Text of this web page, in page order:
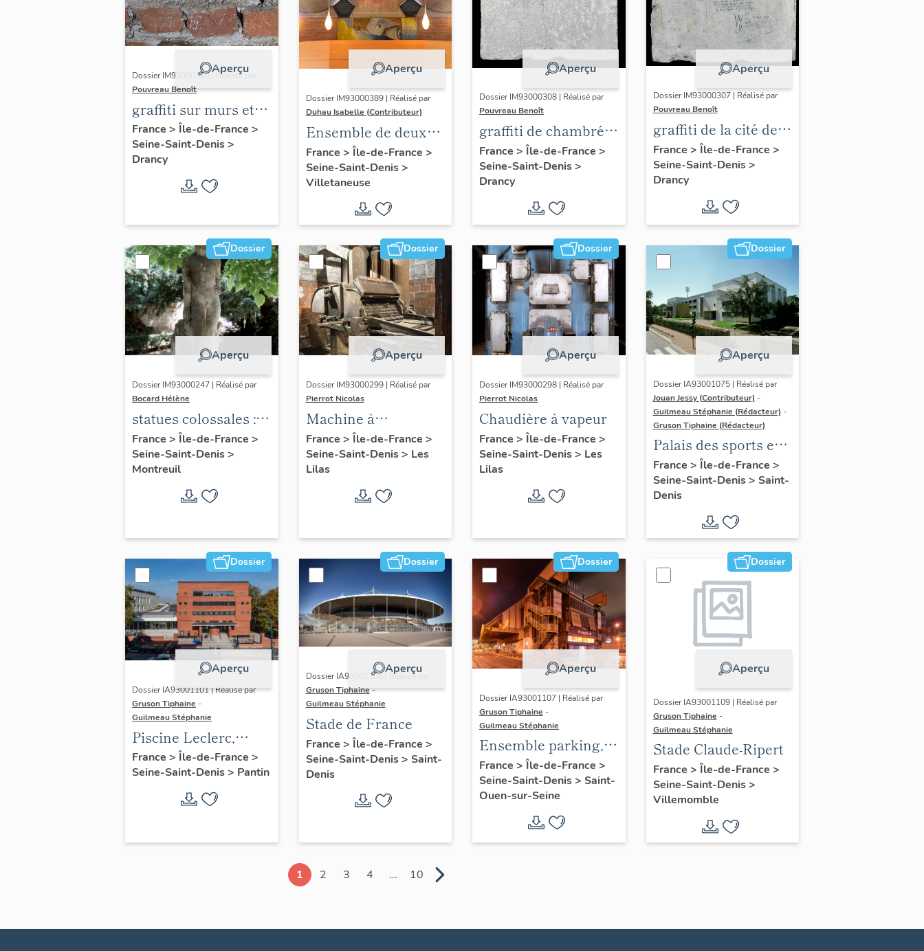
Aperçu
Dossier IM93000310 | Réalisé par
Pouvreau Benoît
graffiti sur murs et
charpentes des
"caves-prisons
France > Île-de-France >
Seine-Saint-Denis>
Drancy
Aperçu
Dossier IM93000389 | Réalisé par
Duhau Isabelle (Contributeur)
Ensemble de deux
décors
architecturaux
France > Île-de-France >
Seine-Saint-Denis>
Villetaneuse
Aperçu
Dossier IM93000308 | Réalisé par
Pouvreau Benoît
graffiti de chambrée
sur carreau de plâtre
formant contre-
cloison
France > Île-de-France >
Seine-Saint-Denis>
Drancy
Aperçu
Dossier IM93000307 | Réalisé par
Pouvreau Benoît
graffiti de la cité de
la Muette, dite aussi
camp de Drancy
France > Île-de-France >
Seine-Saint-Denis>
Drancy
Dossier
Aperçu
Dossier IM93000247 | Réalisé par
Bocard Hélène
statues colossales : le
discobole, le
tennisman
France > Île-de-France >
Seine-Saint-Denis>
Montreuil
Dossier
Aperçu
Dossier IM93000299 | Réalisé par
Pierrot Nicolas
Machine à
déchiqueter et à
épurer
mécaniquement :
cardeuse
France > Île-de-France >
Seine-Saint-Denis> Les
Lilas
Dossier
Aperçu
Dossier IM93000298 | Réalisé par
Pierrot Nicolas
Chaudière à vapeur
France > Île-de-France >
Seine-Saint-Denis> Les
Lilas
Dossier
Aperçu
Dossier IA93001075 | Réalisé par
Jouan Jessy (Contributeur) -
Guilmeau Stéphanie (Rédacteur) -
Gruson Tiphaine (Rédacteur)
Palais des sports et
stade Auguste
Delaune de Saint-
Denis
France > Île-de-France >
Seine-Saint-Denis> Saint-
Denis
Dossier
Aperçu
Dossier IA93001101 | Réalisé par
Gruson Tiphaine -
Guilmeau Stéphanie
Piscine Leclerc,
actuellement piscine
Alice-Milliat
France > Île-de-France >
Seine-Saint-Denis> Pantin
Dossier
Aperçu
Dossier IA93001106 | Réalisé par
Gruson Tiphaine-
Guilmeau Stéphanie
Stade de France
France > Île-de-France >
Seine-Saint-Denis> Saint-
Denis
Dossier
Aperçu
Dossier IA93001107 | Réalisé par
Gruson Tiphaine -
Guilmeau Stéphanie
Ensemble parking,
patinoire, centre
commercial
France > Île-de-France >
Seine-Saint-Denis> Saint-
Ouen-sur-Seine
Dossier
Aperçu
Dossier IA93001109 | Réalisé par
Gruson Tiphaine -
Guilmeau Stéphanie
Stade Claude-Ripert
France > Île-de-France >
Seine-Saint-Denis>
Villemomble
1 2 3 4 ... 10